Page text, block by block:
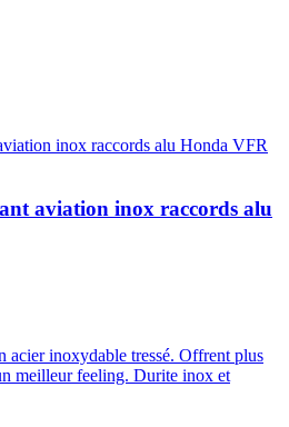
aviation inox raccords alu
acier inoxydable tressé. Offrent plus
meilleur feeling. Durite inox et